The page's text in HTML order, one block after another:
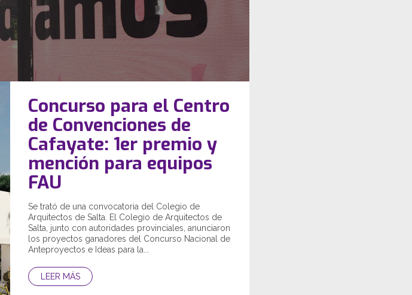
Concurso para el Centro
de Convenciones de
Cafayate: 1er premio y
mención para equipos
FAU
Se trató de una convocatoria del Colegio de
Arquitectos de Salta. El Colegio de Arquitectos de
Salta, junto con autoridades provinciales, anunciaron
los proyectos ganadores del Concurso Nacional de
Anteproyectos e Ideas para la...
LEER MÁS